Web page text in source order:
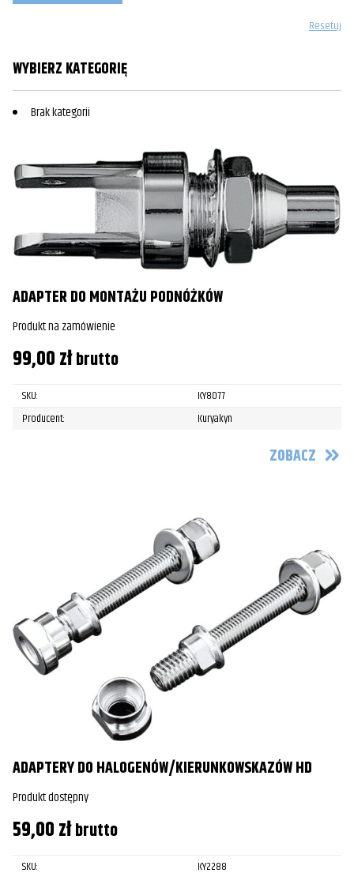
Resetuj
WYBIERZ KATEGORIĘ
Brak kategorii
ADAPTER DO MONTAŻU PODNÓŻKÓW
Produkt na zamówienie
99,00złbrutto
SKU:
KY8077
Producent:
Kuryakyn
ZOBACZ
ADAPTERY DO HALOGENÓW/KIERUNKOWSKAZÓW HD
Produkt dostępny
59,00złbrutto
SKU:
KY2288